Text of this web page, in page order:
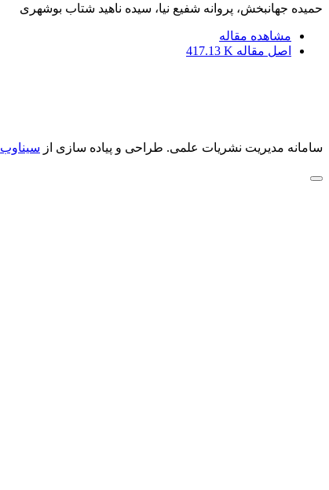
حمیده جهانبخش، پروانه شفیع نیا، سیده ناهید شتاب بوشهری
مشاهده مقاله
اصل مقاله 417.13 K
سامانه مدیریت نشریات علمی. طراحی و پیاده سازی از سیناوب